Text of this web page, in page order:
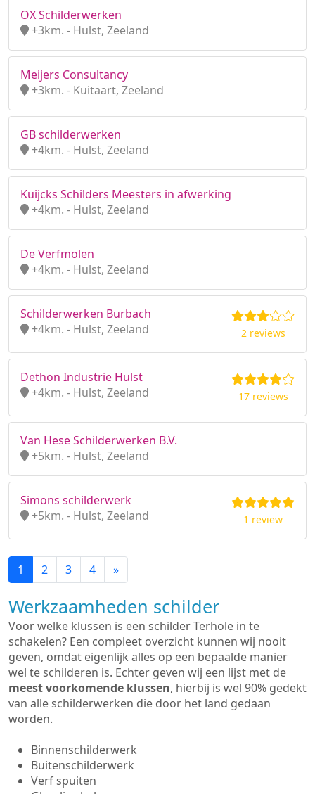
OX Schilderwerken
+3km. - Hulst, Zeeland
Meijers Consultancy
+3km. - Kuitaart, Zeeland
GB schilderwerken
+4km. - Hulst, Zeeland
Kuijcks Schilders Meesters in afwerking
+4km. - Hulst, Zeeland
De Verfmolen
+4km. - Hulst, Zeeland
Schilderwerken Burbach
+4km. - Hulst, Zeeland
2 reviews
Dethon Industrie Hulst
+4km. - Hulst, Zeeland
17 reviews
Van Hese Schilderwerken B.V.
+5km. - Hulst, Zeeland
Simons schilderwerk
+5km. - Hulst, Zeeland
1 review
1 2 3 4 »
Werkzaamheden schilder
Voor welke klussen is een schilder Terhole in te
schakelen? Een compleet overzicht kunnen wij nooit
geven, omdat eigenlijk alles op een bepaalde manier
wel te schilderen is. Echter geven wij een lijst met de
meest voorkomende klussen, hierbij is wel 90% gedekt
van alle schilderwerken die door het land gedaan
worden.
Binnenschilderwerk
Buitenschilderwerk
Verf spuiten